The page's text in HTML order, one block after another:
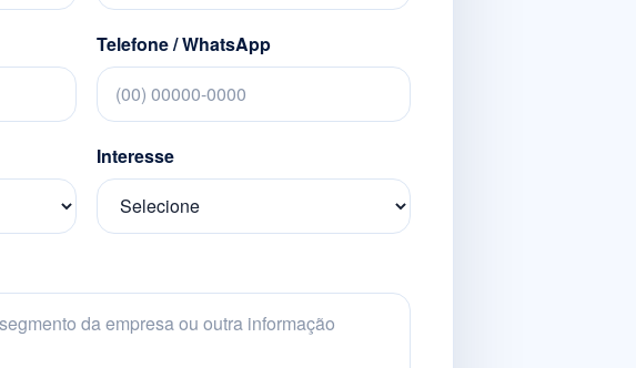
Telefone / WhatsApp
Interesse